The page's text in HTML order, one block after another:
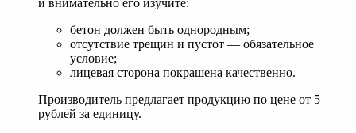
и внимательно его изучите:
бетон должен быть однородным;
отсутствие трещин и пустот — обязательное
условие;
лицевая сторона покрашена качественно.
Производитель предлагает продукцию по цене от 5
рублей за единицу.